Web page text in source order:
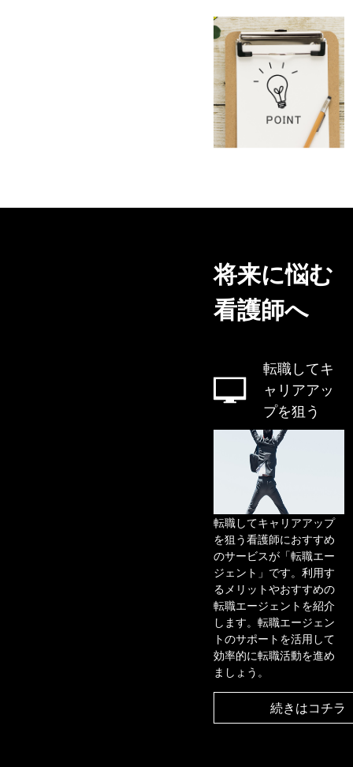
将来に悩む
看護師へ
転職してキ
ャリアアッ
プを狙う
転職してキャリアアップ
を狙う看護師におすすめ
のサービスが「転職エー
ジェント」です。利用す
るメリットやおすすめの
転職エージェントを紹介
します。転職エージェン
トのサポートを活用して
効率的に転職活動を進め
ましょう。
続きはコチラ